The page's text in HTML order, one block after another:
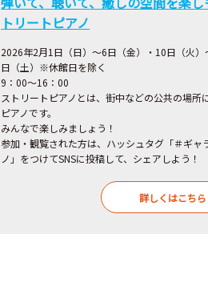
トリートピアノ
2026年2月1日（日）～6日（金）・10日（火
日（土）※休館日を除く
9：00～16：00
ストリートピアノとは、街中などの公共の場所
ピアノです。
みんなで楽しみましょう！
参加・観覧された方は、ハッシュタグ「＃ギャ
ノ」をつけてSNSに投稿して、シェアしよう！
詳しくはこちら